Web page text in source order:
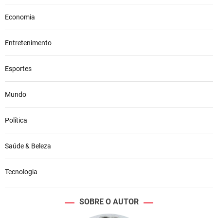
Economia
Entretenimento
Esportes
Mundo
Política
Saúde & Beleza
Tecnologia
SOBRE O AUTOR